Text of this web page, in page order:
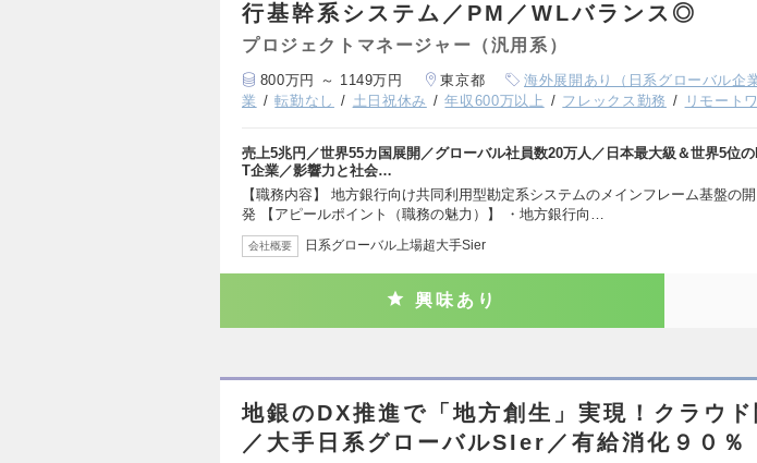
行基幹系システム／PM／WLバランス◎
プロジェクトマネージャー（汎用系）
800万円 ～ 1149万円 東京都 海外展開あり（日系グローバル企業
業
転勤なし 土日祝休み 年収600万以上 フレックス勤務 リモート
売上5兆円／世界55カ国展開／グローバル社員数20万人／日本最大級＆世界5位のI
T企業／影響力と社会…
【職務内容】 地方銀行向け共同利用型勘定系システムのメインフレーム基盤の開
発 【アピールポイント（職務の魅力）】 ・地方銀行向…
会社概要 日系グローバル上場超大手Sier
興味あり
地銀のDX推進で「地方創生」実現！クラウ
／大手日系グローバルSIer／有給消化９０％